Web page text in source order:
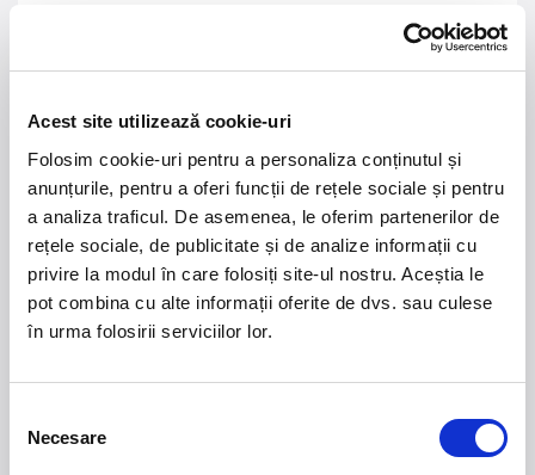
Acest site utilizează cookie-uri
Folosim cookie-uri pentru a personaliza conținutul și
anunțurile, pentru a oferi funcții de rețele sociale și pentru
a analiza traficul. De asemenea, le oferim partenerilor de
rețele sociale, de publicitate și de analize informații cu
privire la modul în care folosiți site-ul nostru. Aceștia le
pot combina cu alte informații oferite de dvs. sau culese
în urma folosirii serviciilor lor.
consimțământului
Necesare
unul fermecat, care e capabil de fapte marete. Altfel de-ar fi,
nu s-ar mai povesti. O poveste a porcului este spectacolul ce
modurile in care acestea se modifica de la o generatie la alta,
Mircea Cornisteanu a pus in scena un basm prin care magia
se infiltreaza in realitate si o transforma.
21 - 22 august 2026
NOSTALGIA Litoral
7 mai 2027